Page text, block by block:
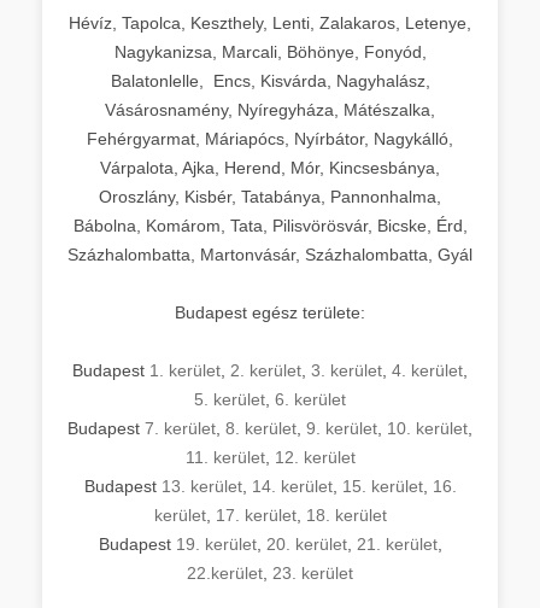
Hévíz, Tapolca, Keszthely, Lenti, Zalakaros, Letenye,
Nagykanizsa, Marcali, Böhönye, Fonyód,
Balatonlelle, Encs, Kisvárda, Nagyhalász,
Vásárosnamény, Nyíregyháza, Mátészalka,
Fehérgyarmat, Máriapócs, Nyírbátor, Nagykálló,
Várpalota, Ajka, Herend, Mór, Kincsesbánya,
Oroszlány, Kisbér, Tatabánya, Pannonhalma,
Bábolna, Komárom, Tata, Pilisvörösvár, Bicske, Érd,
Százhalombatta, Martonvásár, Százhalombatta, Gyál
Budapest egész területe:
Budapest 1. kerület 2. kerület 3. kerület 4. kerület
5. kerület 6. kerület
Budapest 7. kerület 8. kerület 9. kerület 10. kerület
11. kerület, 12. kerület
Budapest 13. kerület, 14. kerület, 15. kerület, 16.
kerület, 17. kerület, 18. kerület
Budapest 19. kerület, 20. kerület, 21. kerület,
22.kerület 23. kerület